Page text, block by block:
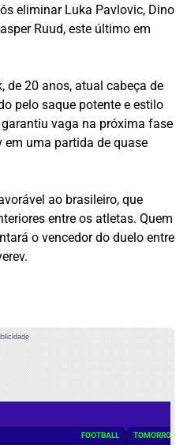
eliminar Luka Pavlovic, Dino
Ruud, este último em
de 20 anos, atual cabeça de
pelo saque potente e estilo
vaga na próxima fase
em uma partida de quase
ao brasileiro, que
entre os atletas. Quem
o vencedor do duelo entre